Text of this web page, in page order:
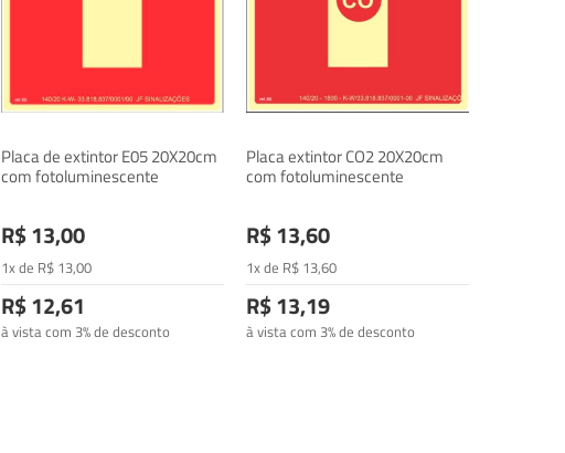
Placa de extintor E05 20X20cm
com fotoluminescente
R$ 13,00
1x de R$ 13,00
R$ 12,61
à vista com 3% de desconto
Placa extintor CO2 20X20cm
com fotoluminescente
R$ 13,60
1x de R$ 13,60
R$ 13,19
à vista com 3% de desconto